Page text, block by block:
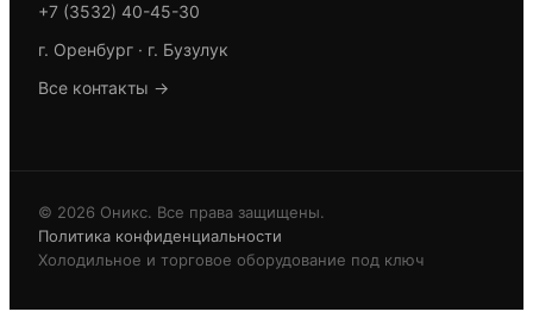
+7 (3532) 40-45-30
г. Оренбург · г. Бузулук
Все контакты →
© 2026 Оникс. Все права защищены.
Политика конфиденциальности
Холодильное и торговое оборудование под ключ